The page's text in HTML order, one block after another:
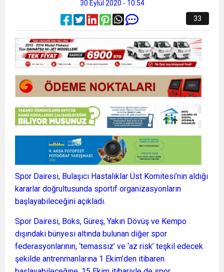
30 Eylül 2020 - 10:54
33
Spor Dairesi, Bulaşıcı Hastalıklar Üst Komitesi’nin aldığı
kararlar doğrultusunda sportif organizasyonların
başlayabileceğini açıkladı.
Spor Dairesi, Boks, Güreş, Yakın Dövüş ve Kempo
dışındaki bünyesi altında bulunan diğer spor
federasyonlarının, ‘temassız’ ve ‘az risk’ teşkil edecek
şekilde antrenmanlarına 1 Ekim’den itibaren